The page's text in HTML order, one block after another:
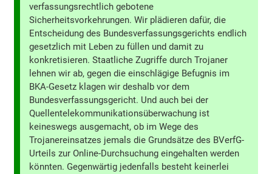
verfassungsrechtlich gebotene
Sicherheitsvorkehrungen. Wir plädieren dafür, die
Entscheidung des Bundesverfassungsgerichts endlich
gesetzlich mit Leben zu füllen und damit zu
konkretisieren. Staatliche Zugriffe durch Trojaner
lehnen wir ab, gegen die einschlägige Befugnis im
BKA-Gesetz klagen wir deshalb vor dem
Bundesverfassungsgericht. Und auch bei der
Quellentelekommunikationsüberwachung ist
keineswegs ausgemacht, ob im Wege des
Trojanereinsatzes jemals die Grundsätze des BVerfG-
Urteils zur Online-Durchsuchung eingehalten werden
könnten. Gegenwärtig jedenfalls besteht keinerlei